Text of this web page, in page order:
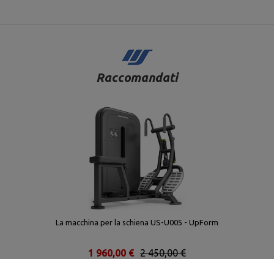
Raccomandati
La macchina per la schiena US-U005 - UpForm
2 450,00 €
1 960,00 €